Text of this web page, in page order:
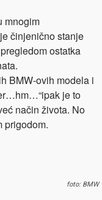
mnogim
činjenično stanje
ostatka
BMW-ovih modela i
je to
način života. No
prigodom.
foto: BMW